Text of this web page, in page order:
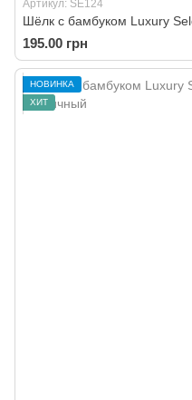
Артикул: SE124
Шёлк с бамбуком Luxury
195.00 грн
НОВИНКА
ХИТ